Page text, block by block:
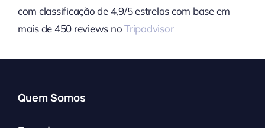
com classificação de 4,9/5 estrelas com base em
mais de 450 reviews noTripadvisor
Quem Somos